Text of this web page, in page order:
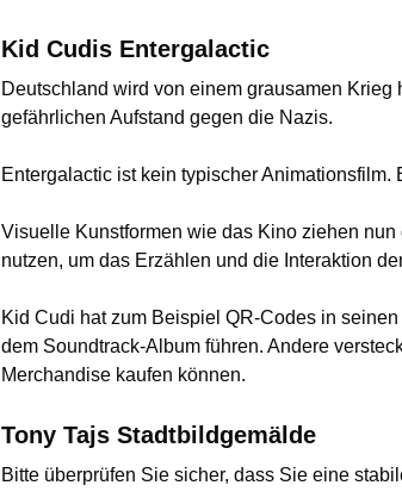
Kid Cudis Entergalactic
Deutschland wird von einem grausamen
gefährlichen Aufstand gegen die Nazis.
Entergalactic ist kein typischer Animationsfilm.
Visuelle Kunstformen wie das Kino ziehen
nutzen, um das Erzählen und die Interaktion
Kid Cudi hat zum Beispiel QR-Codes in
dem Soundtrack-Album führen. Andere
Merchandise kaufen können.
Tony Tajs Stadtbildgemälde
Bitte überprüfen Sie sicher, dass Sie eine